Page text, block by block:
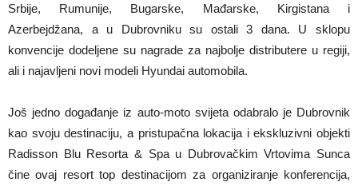
Srbije, Rumunije, Bugarske, Mađarske, Kirgistana i
Azerbejdžana, a u Dubrovniku su ostali 3 dana. U sklopu
konvencije dodeljene su nagrade za najbolje distributere u regiji,
ali i najavljeni novi modeli Hyundai automobila.
Još jedno događanje iz auto-moto svijeta odabralo je Dubrovnik
kao svoju destinaciju, a pristupačna lokacija i ekskluzivni objekti
Radisson Blu Resorta & Spa u Dubrovačkim Vrtovima Sunca
čine ovaj resort top destinacijom za organiziranje konferencija,